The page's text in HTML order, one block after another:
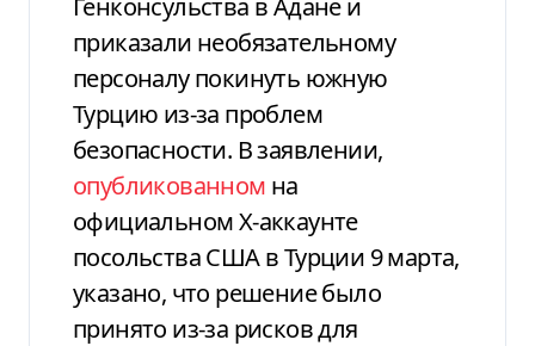
приказали необязательному
персоналу покинуть южную
Турцию из-за проблем
безопасности. В заявлении,
опубликованном на
официальном X-аккаунте
посольства США в Турции 9 марта,
указано, что решение было
принято из-за рисков для